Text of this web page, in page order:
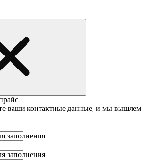
ваши контактные данные, и мы вышлем
заполнения
заполнения